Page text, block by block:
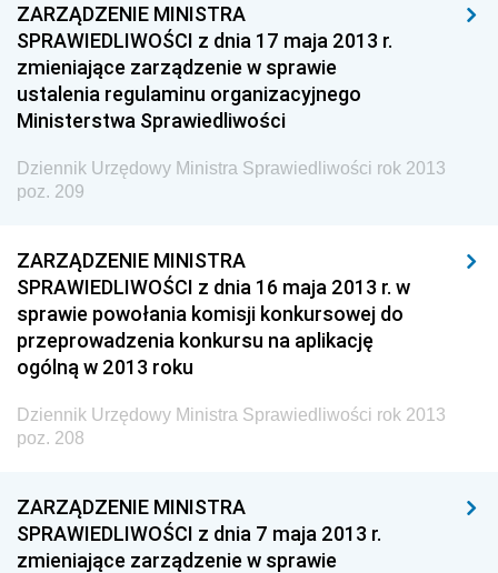
Gospodarki Żywnościowej
Dziennik Urzędowy Ministra Rodziny, Pracy i Polityki
Społecznej
Dziennik Urzędowy Ministra Cyfryzacji
Dziennik Urzędowy Ministra Rozwoju
Dziennik Urzędowy Ministra Infrastruktury i
Dziennik Urzędowy Ministra Gospodarki Morskiej i
Żeglugi Śródlądowej
Dziennik Urzędowy Ministra Energii
Dziennik Urzędowy Ministra Finansów
Dziennik Urzędowy Ministra Sprawiedliwości
2026
2024
2023
ZARZĄDZENIE MINISTRA
SPRAWIEDLIWOŚCI z dnia 17 maja 2013 r.
zmieniające zarządzenie w sprawie
ustalenia regulaminu organizacyjnego
Ministerstwa Sprawiedliwości
Dziennik Urzędowy Ministra Sprawiedliwości rok 2013
poz. 209
ZARZĄDZENIE MINISTRA
SPRAWIEDLIWOŚCI z dnia 16 maja 2013 r. w
sprawie powołania komisji konkursowej do
przeprowadzenia konkursu na aplikację
ogólną w 2013 roku
Dziennik Urzędowy Ministra Sprawiedliwości rok 2013
poz. 208
ZARZĄDZENIE MINISTRA
SPRAWIEDLIWOŚCI z dnia 7 maja 2013 r.
zmieniające zarządzenie w sprawie